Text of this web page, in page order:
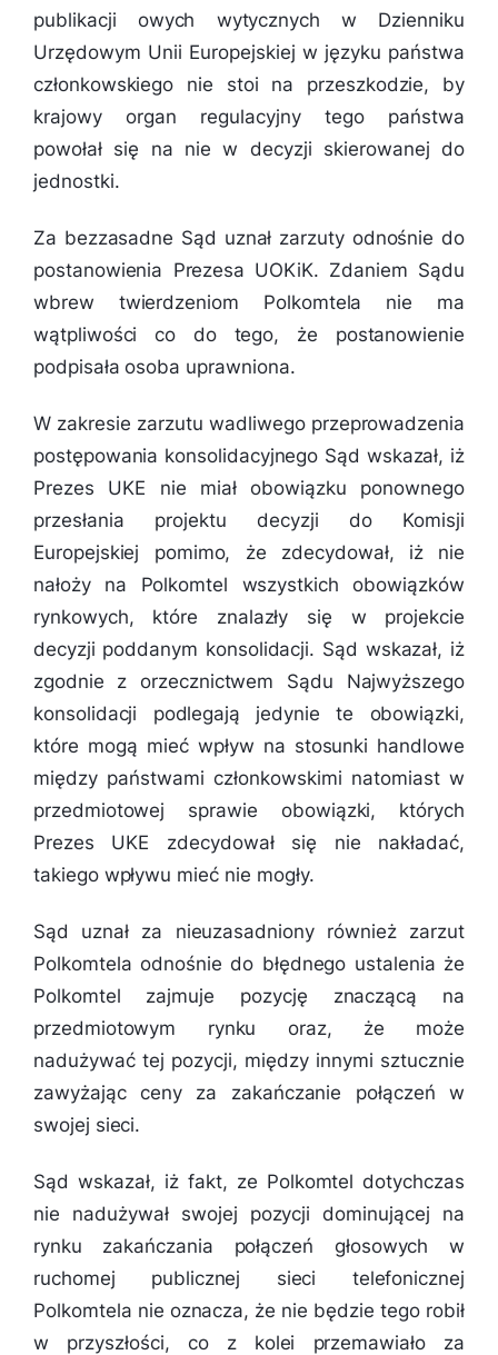
publikacji owych wytycznych w Dzienniku
Urzędowym Unii Europejskiej w języku państwa
członkowskiego nie stoi na przeszkodzie, by
krajowy organ regulacyjny tego państwa
powołał się na nie w decyzji skierowanej do
jednostki.
Za bezzasadne Sąd uznał zarzuty odnośnie do
postanowienia Prezesa UOKiK. Zdaniem Sądu
wbrew twierdzeniom Polkomtela nie ma
wątpliwości co do tego, że postanowienie
podpisała osoba uprawniona.
W zakresie zarzutu wadliwego przeprowadzenia
postępowania konsolidacyjnego Sąd wskazał, iż
Prezes UKE nie miał obowiązku ponownego
przesłania projektu decyzji do Komisji
Europejskiej pomimo, że zdecydował, iż nie
nałoży na Polkomtel wszystkich obowiązków
rynkowych, które znalazły się w projekcie
decyzji poddanym konsolidacji. Sąd wskazał, iż
zgodnie z orzecznictwem Sądu Najwyższego
konsolidacji podlegają jedynie te obowiązki,
które mogą mieć wpływ na stosunki handlowe
między państwami członkowskimi natomiast w
przedmiotowej sprawie obowiązki, których
Prezes UKE zdecydował się nie nakładać,
takiego wpływu mieć nie mogły.
Sąd uznał za nieuzasadniony również zarzut
Polkomtela odnośnie do błędnego ustalenia że
Polkomtel zajmuje pozycję znaczącą na
przedmiotowym rynku oraz, że może
nadużywać tej pozycji, między innymi sztucznie
zawyżając ceny za zakańczanie połączeń w
swojej sieci.
Sąd wskazał, iż fakt, ze Polkomtel dotychczas
nie nadużywał swojej pozycji dominującej na
rynku zakańczania połączeń głosowych w
ruchomej publicznej sieci telefonicznej
Polkomtela nie oznacza, że nie będzie tego robił
w przyszłości, co z kolei przemawiało za